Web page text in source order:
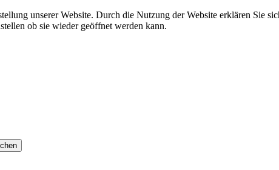
unserer Website. Durch die Nutzung der Website erklären Sie
ob sie wieder geöffnet werden kann.